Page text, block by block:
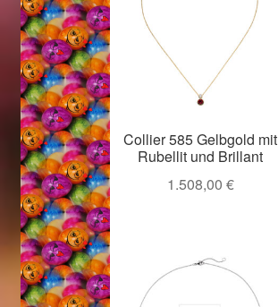
Weihnachtsangebote 2019
Weihnachtsangebote 2020
Weihnachtsangebote 2021
Widerrufsrecht
Woocommerce Predictive Search
Collier 585 Gelbgold mit
Rubellit und Brillant
1.508,00 €